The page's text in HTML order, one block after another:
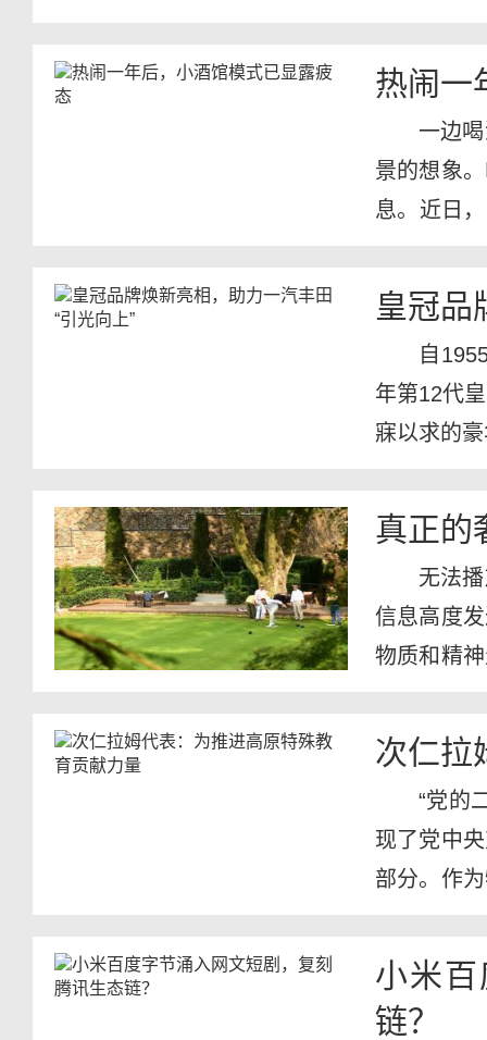
热闹一
一边
景的想象
息。近日
皇冠品
自
年第12代
寐以求的
真正的
无法
信息高度
物质和精
次仁拉
“党的
现了党中
部分。作
小米
链？